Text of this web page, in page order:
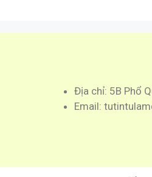
Địa chỉ: 5B Phổ
Email: